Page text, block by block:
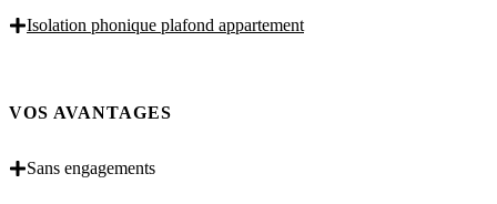
Isolation phonique plafond appartement
VOS AVANTAGES
Sans engagements